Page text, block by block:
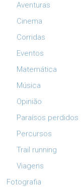
Aventuras
Cinema
Corridas
Eventos
Matemática
Música
Opinião
Paraísos perdidos
Percursos
Trail running
Viagens
Fotografia